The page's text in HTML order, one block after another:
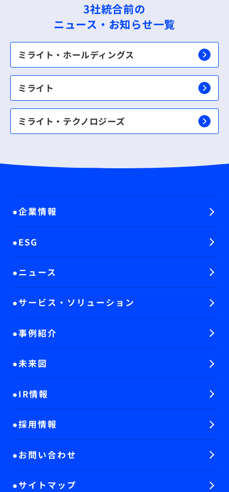
3社統合前の
ニュース・お知らせ一覧
ミライト・ホールディングス
ミライト
ミライト・テクノロジーズ
企業情報
ESG
ニュース
サービス・ソリューション
事例紹介
未来図
IR情報
採用情報
お問い合わせ
サイトマップ